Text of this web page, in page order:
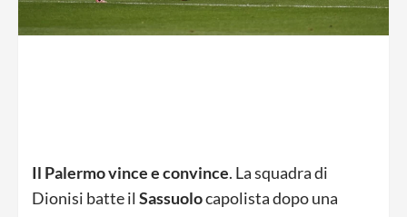
Il Palermo vince e convince. La squadra di
Dionisi batte il Sassuolocapolista dopo una